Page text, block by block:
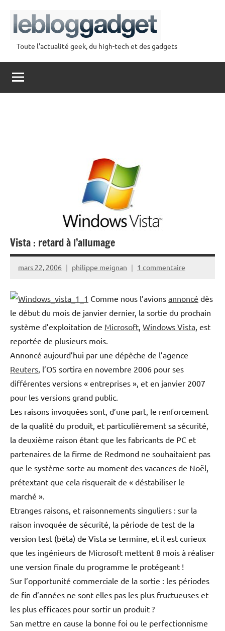
contenu
lebloggadget
Toute l'actualité geek, du high-tech et des gadgets
Vista : retard à l’allumage
mars 22, 2006 philippe meignan 1 commentaire
Comme nous l’avions annoncé dès
le début du mois de janvier dernier, la sortie du prochain
système d’exploitation de Microsoft Windows Vista , est
reportée de plusieurs mois.
Annoncé aujourd’hui par une dépêche de l’agence
Reuters , l’OS sortira en novembre 2006 pour ses
différentes versions « entreprises », et en janvier 2007
pour les versions grand public.
Les raisons invoquées sont, d’une part, le renforcement
de la qualité du produit, et particulièrement sa sécurité,
la deuxième raison étant que les fabricants de PC et
partenaires de la firme de Redmond ne souhaitaient pas
que le système sorte au moment des vacances de Noël,
prétextant que cela risquerait de « déstabiliser le
marché ».
Etranges raisons, et raisonnements singuliers : sur la
raison invoquée de sécurité, la période de test de la
version test (bêta) de Vista se termine, et il est curieux
que les ingénieurs de Microsoft mettent 8 mois à réaliser
une version finale du programme le protégeant !
Sur l’opportunité commerciale de la sortie : les périodes
de fin d’années ne sont elles pas les plus fructueuses et
les plus efficaces pour sortir un produit ?
San mettre en cause la bonne foi ou le perfectionnisme